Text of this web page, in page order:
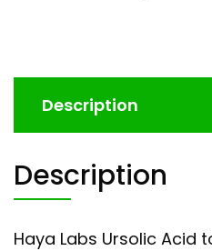
Description
Description
Haya Labs Ursolic Acid